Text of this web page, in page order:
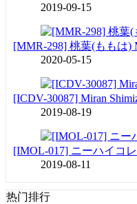
2019-09-15
[MMR-298] 桃葉(ももは)
2020-05-15
[ICDV-30087] Miran
2019-08-19
[IMOL-017] ニーハイコ
2019-08-11
热门排行